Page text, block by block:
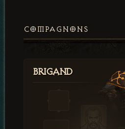
COMPAGNONS
Brigand